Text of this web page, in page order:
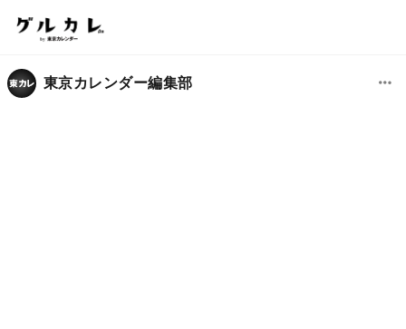
東京カレンダー編集部